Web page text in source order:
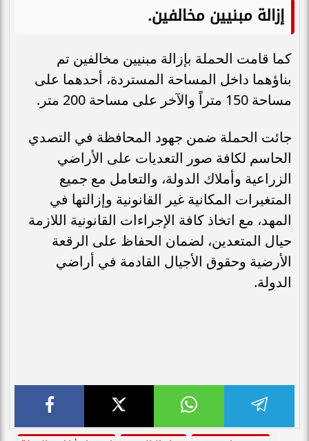
إزالة مبنيين مخالفين.
​كما قامت الحملة بإزالة مبنيين مخالفين تم
بناؤهما داخل المساحة المستردة، أحدهما على
مساحة 150 متراً والآخر على مساحة 200 متر.
جائت الحملة ضمن جهود المحافظة في التصدي
الحاسم لكافة صور التعديات على الأراضي
الزراعية وأملاك الدولة، والتعامل مع جميع
المتغيرات المكانية غير القانونية وإزالتها في
المهد، مع اتخاذ كافة الإجراءات القانونية اللازمة
حيال المتعدين، لضمان الحفاظ على الرقعة
الأرضية وحقوق الأجيال القادمة في أراضي
الدولة.